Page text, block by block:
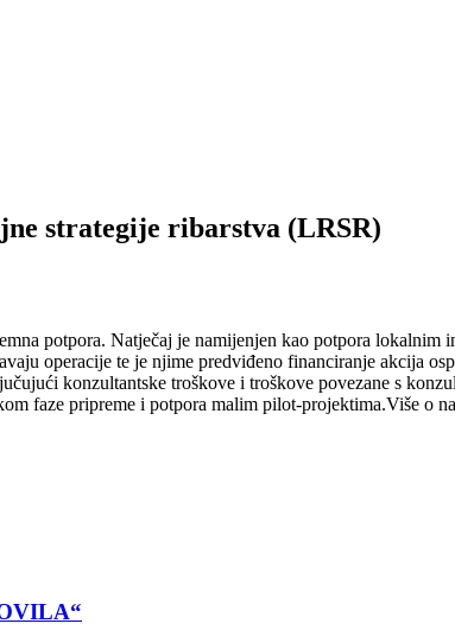
strategije ribarstva (LRSR)
potpora. Natječaj je namijenjen kao potpora lokalnim
operacije te je njime predviđeno financiranje akcija
konzultantske troškove i troškove povezane s
faze pripreme i potpora malim pilot-projektima.Više o